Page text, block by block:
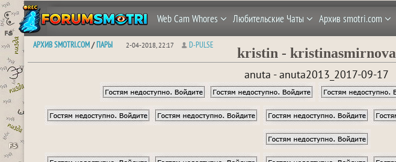
Web Cam Whores Любительские Чаты Архив smotri.com
АРХИВ SMOTRI.COM/ПАРЫ 2-04-2018, 22:17 D-PULSE
kristin - kristinasmirnova
anuta - anuta2013_2017-09-17